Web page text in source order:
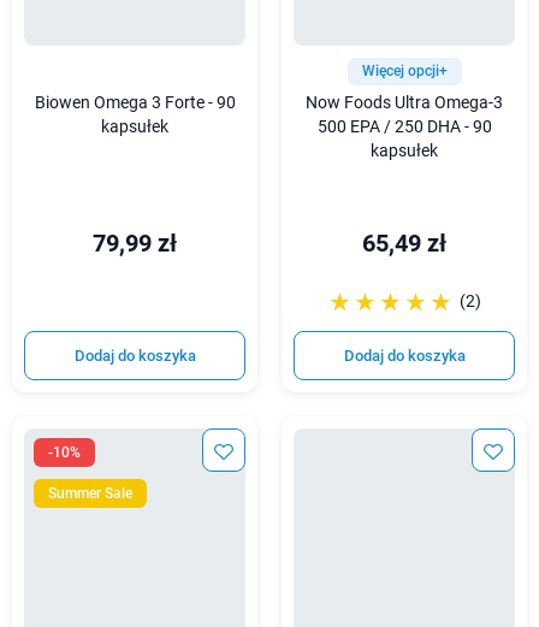
Biowen Omega 3 Forte - 90
kapsułek
79,99 zł
Dodaj do koszyka
Więcej opcji+
Now Foods Ultra Omega-3
500 EPA / 250 DHA - 90
kapsułek
65,49 zł
☆☆☆☆☆
★★★★★ (2)
Dodaj do koszyka
-10%
Summer Sale